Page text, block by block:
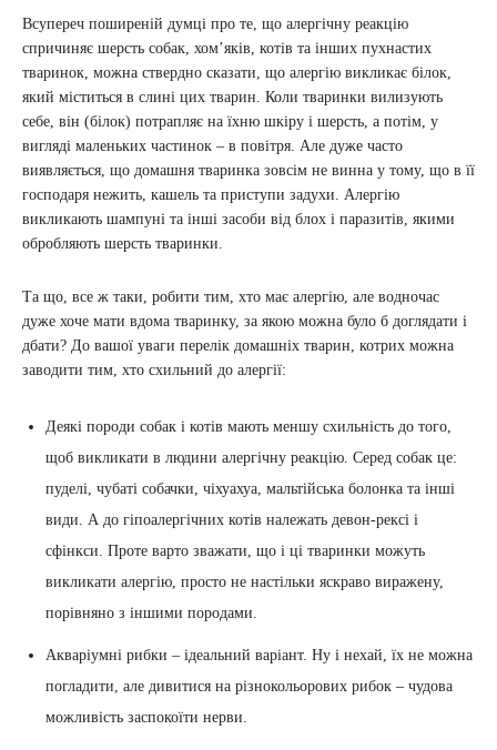
Всупереч поширеній думці про те, що алергічну реакцію
спричиняє шерсть собак, хом’яків, котів та інших пухнастих
тваринок, можна ствердно сказати, що алергію викликає білок,
який міститься в слині цих тварин. Коли тваринки вилизують
себе, він (білок) потрапляє на їхню шкіру і шерсть, а потім, у
вигляді маленьких частинок – в повітря. Але дуже часто
виявляється, що домашня тваринка зовсім не винна у тому, що в її
господаря нежить, кашель та приступи задухи. Алергію
викликають шампуні та інші засоби від блох і паразитів, якими
обробляють шерсть тваринки.
Та що, все ж таки, робити тим, хто має алергію, але водночас
дуже хоче мати вдома тваринку, за якою можна було б доглядати і
дбати? До вашої уваги перелік домашніх тварин, котрих можна
заводити тим, хто схильний до алергії:
Деякі породи собак і котів мають меншу схильність до того,
щоб викликати в людини алергічну реакцію. Серед собак це:
пуделі, чубаті собачки, чіхуахуа, мальтійська болонка та інші
види. А до гіпоалергічних котів належать девон-рексі і
сфінкси. Проте варто зважати, що і ці тваринки можуть
викликати алергію, просто не настільки яскраво виражену,
порівняно з іншими породами.
Акваріумні рибки – ідеальний варіант. Ну і нехай, їх не можна
погладити, але дивитися на різнокольорових рибок – чудова
можливість заспокоїти нерви.